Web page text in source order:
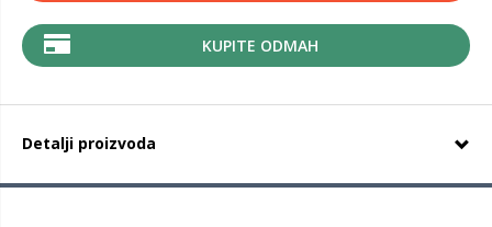
KUPITE ODMAH
Detalji proizvoda